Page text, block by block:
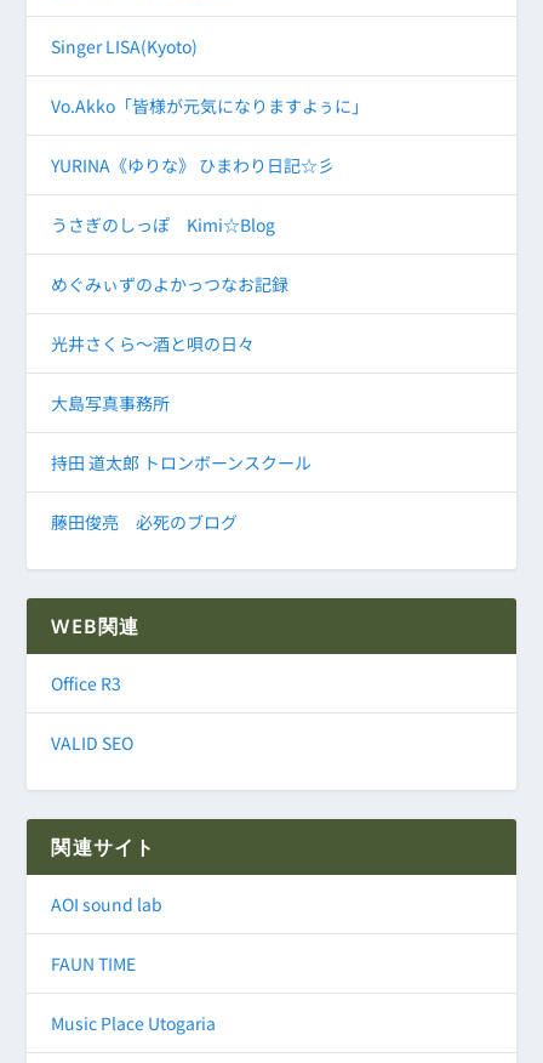
Singer LISA(Kyoto)
Vo.Akko「皆様が元気になりますよぅに」
YURINA《ゆりな》 ひまわり日記☆彡
うさぎのしっぽ Kimi☆Blog
めぐみぃずのよかっつなお記録
光井さくら～酒と唄の日々
大島写真事務所
持田 道太郎 トロンボーンスクール
藤田俊亮 必死のブログ
WEB関連
Office R3
VALID SEO
関連サイト
AOI sound lab
FAUN TIME
Music Place Utogaria